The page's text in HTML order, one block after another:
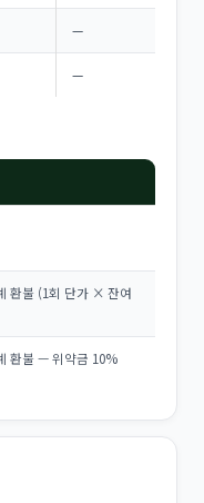
—
—
환불 (1회 단가 × 잔여
환불 — 위약금 10%